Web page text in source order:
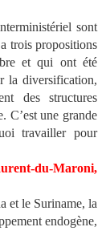
sont
trois propositions
et qui ont été
la diversification,
des structures
C’est une grande
travailler pour
du-Maroni,
et le Suriname, la
endogène,